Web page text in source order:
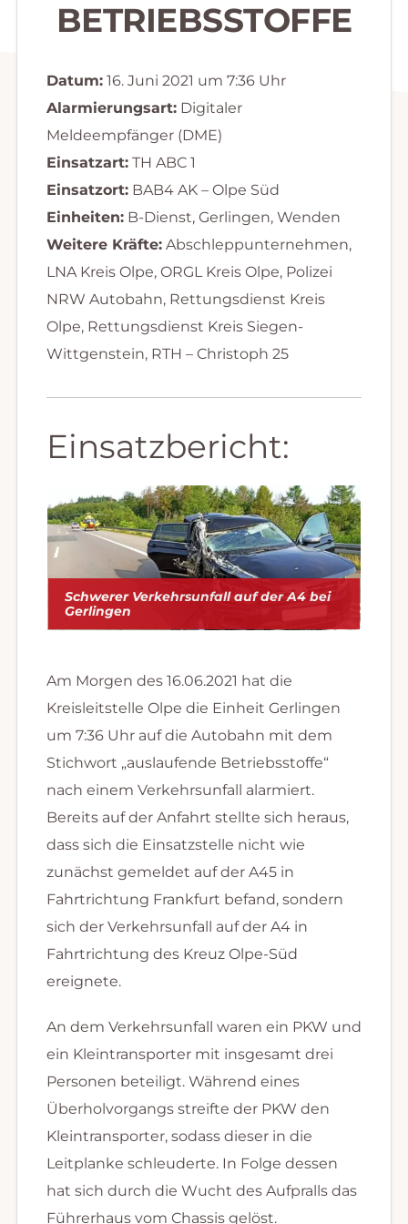
BETRIEBSSTOFFE
Datum:16. Juni 2021 um 7:36 Uhr
Alarmierungsart:Digitaler
Meldeempfänger (DME)
Einsatzart:TH ABC 1
Einsatzort:BAB4 AK – Olpe Süd
Einheiten:B-Dienst, Gerlingen, Wenden
Weitere Kräfte:Abschleppunternehmen,
LNA Kreis Olpe, ORGL Kreis Olpe, Polizei
NRW Autobahn, Rettungsdienst Kreis
Olpe, Rettungsdienst Kreis Siegen-
Wittgenstein, RTH – Christoph 25
Einsatzbericht:
Schwerer Verkehrsunfall auf der A4 bei
Gerlingen
Am Morgen des 16.06.2021 hat die
Kreisleitstelle Olpe die Einheit Gerlingen
um 7:36 Uhr auf die Autobahn mit dem
Stichwort „auslaufende Betriebsstoffe“
nach einem Verkehrsunfall alarmiert.
Bereits auf der Anfahrt stellte sich heraus,
dass sich die Einsatzstelle nicht wie
zunächst gemeldet auf der A45 in
Fahrtrichtung Frankfurt befand, sondern
sich der Verkehrsunfall auf der A4 in
Fahrtrichtung des Kreuz Olpe-Süd
ereignete.
An dem Verkehrsunfall waren ein PKW und
ein Kleintransporter mit insgesamt drei
Personen beteiligt. Während eines
Überholvorgangs streifte der PKW den
Kleintransporter, sodass dieser in die
Leitplanke schleuderte. In Folge dessen
hat sich durch die Wucht des Aufpralls das
Führerhaus vom Chassis gelöst.